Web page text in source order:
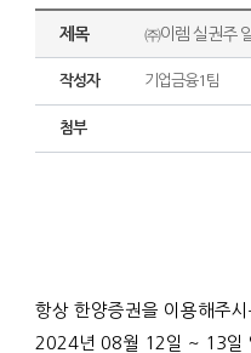
제목 ㈜이렘 실권주
작성자 기업금융1팀
첨부
항상 한양증권을 이용해주
2024년 08월 12일 ~ 13일